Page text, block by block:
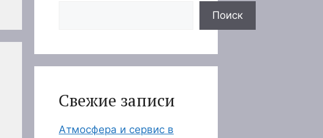
Поиск
Свежие записи
Атмосфера и сервис в